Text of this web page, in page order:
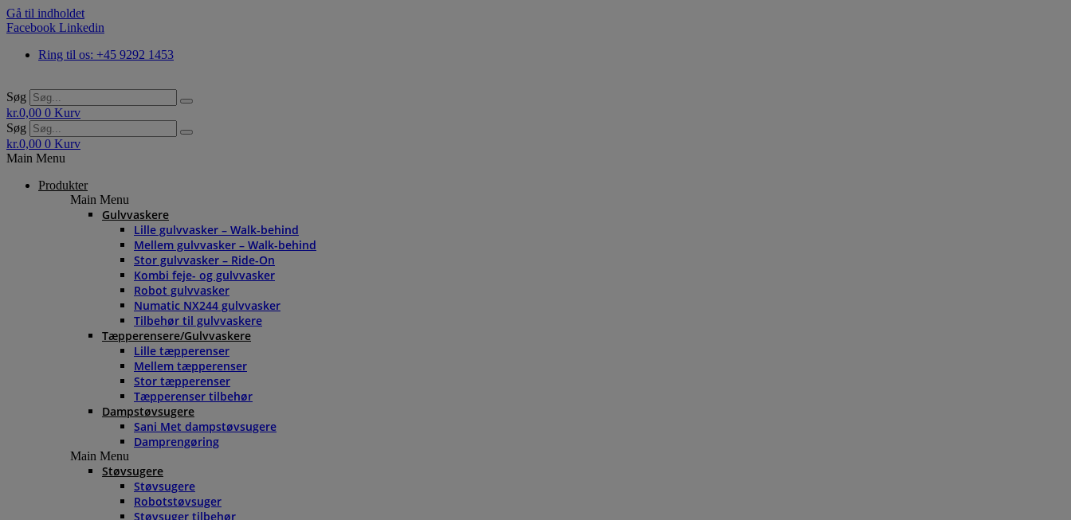
Gå til indholdet
Facebook Linkedin
Ring til os: +45 9292 1453
Søg
kr.0,00 0 Kurv
Søg
kr.0,00 0 Kurv
Main Menu
Produkter
Main Menu
Gulvvaskere
Lille gulvvasker – Walk-behind
Mellem gulvvasker – Walk-behind
Stor gulvvasker – Ride-On
Kombi feje- og gulvvasker
Robot gulvvasker
Numatic NX244 gulvvasker
Tilbehør til gulvvaskere
Tæpperensere/Gulvvaskere
Lille tæpperenser
Mellem tæpperenser
Stor tæpperenser
Tæpperenser tilbehør
Dampstøvsugere
Sani Met dampstøvsugere
Damprengøring
Main Menu
Støvsugere
Støvsugere
Robotstøvsuger
Støvsuger tilbehør